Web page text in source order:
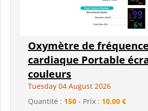
Oxymètre de fréquence
cardiaque Portable
couleurs
Tuesday 04 August 2026
Quantité : 150 - Prix : 10,00 €